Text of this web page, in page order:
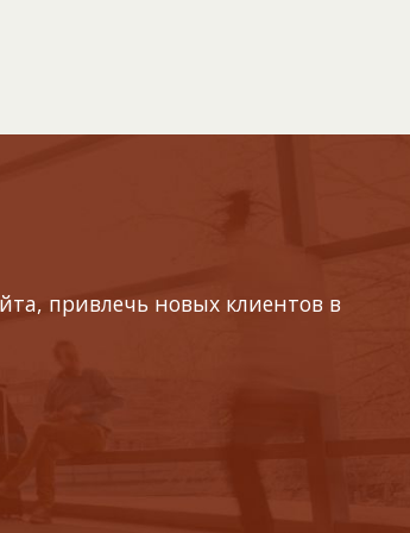
привлечь новых клиентов в